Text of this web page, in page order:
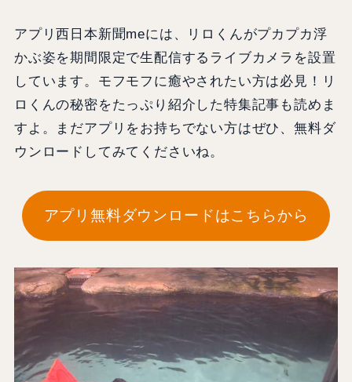
アプリ西日本新聞meには、リロくんがプカプカ浮
かぶ姿を期間限定で生配信するライブカメラを設置
しています。モフモフに癒やされたい方は必見！リ
ロくんの秘密をたっぷり紹介した特集記事も読めま
すよ。まだアプリをお持ちでない方はぜひ、無料ダ
ウンロードしてみてくださいね。
アプリ無料ダウンロードはこちらから